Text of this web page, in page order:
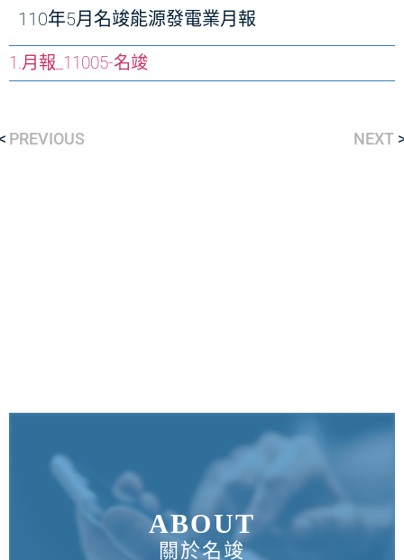
110年5月名竣能源發電業月報
1.月報_11005-名竣
NEXT
PREVIOUS
ABOUT
關於名竣